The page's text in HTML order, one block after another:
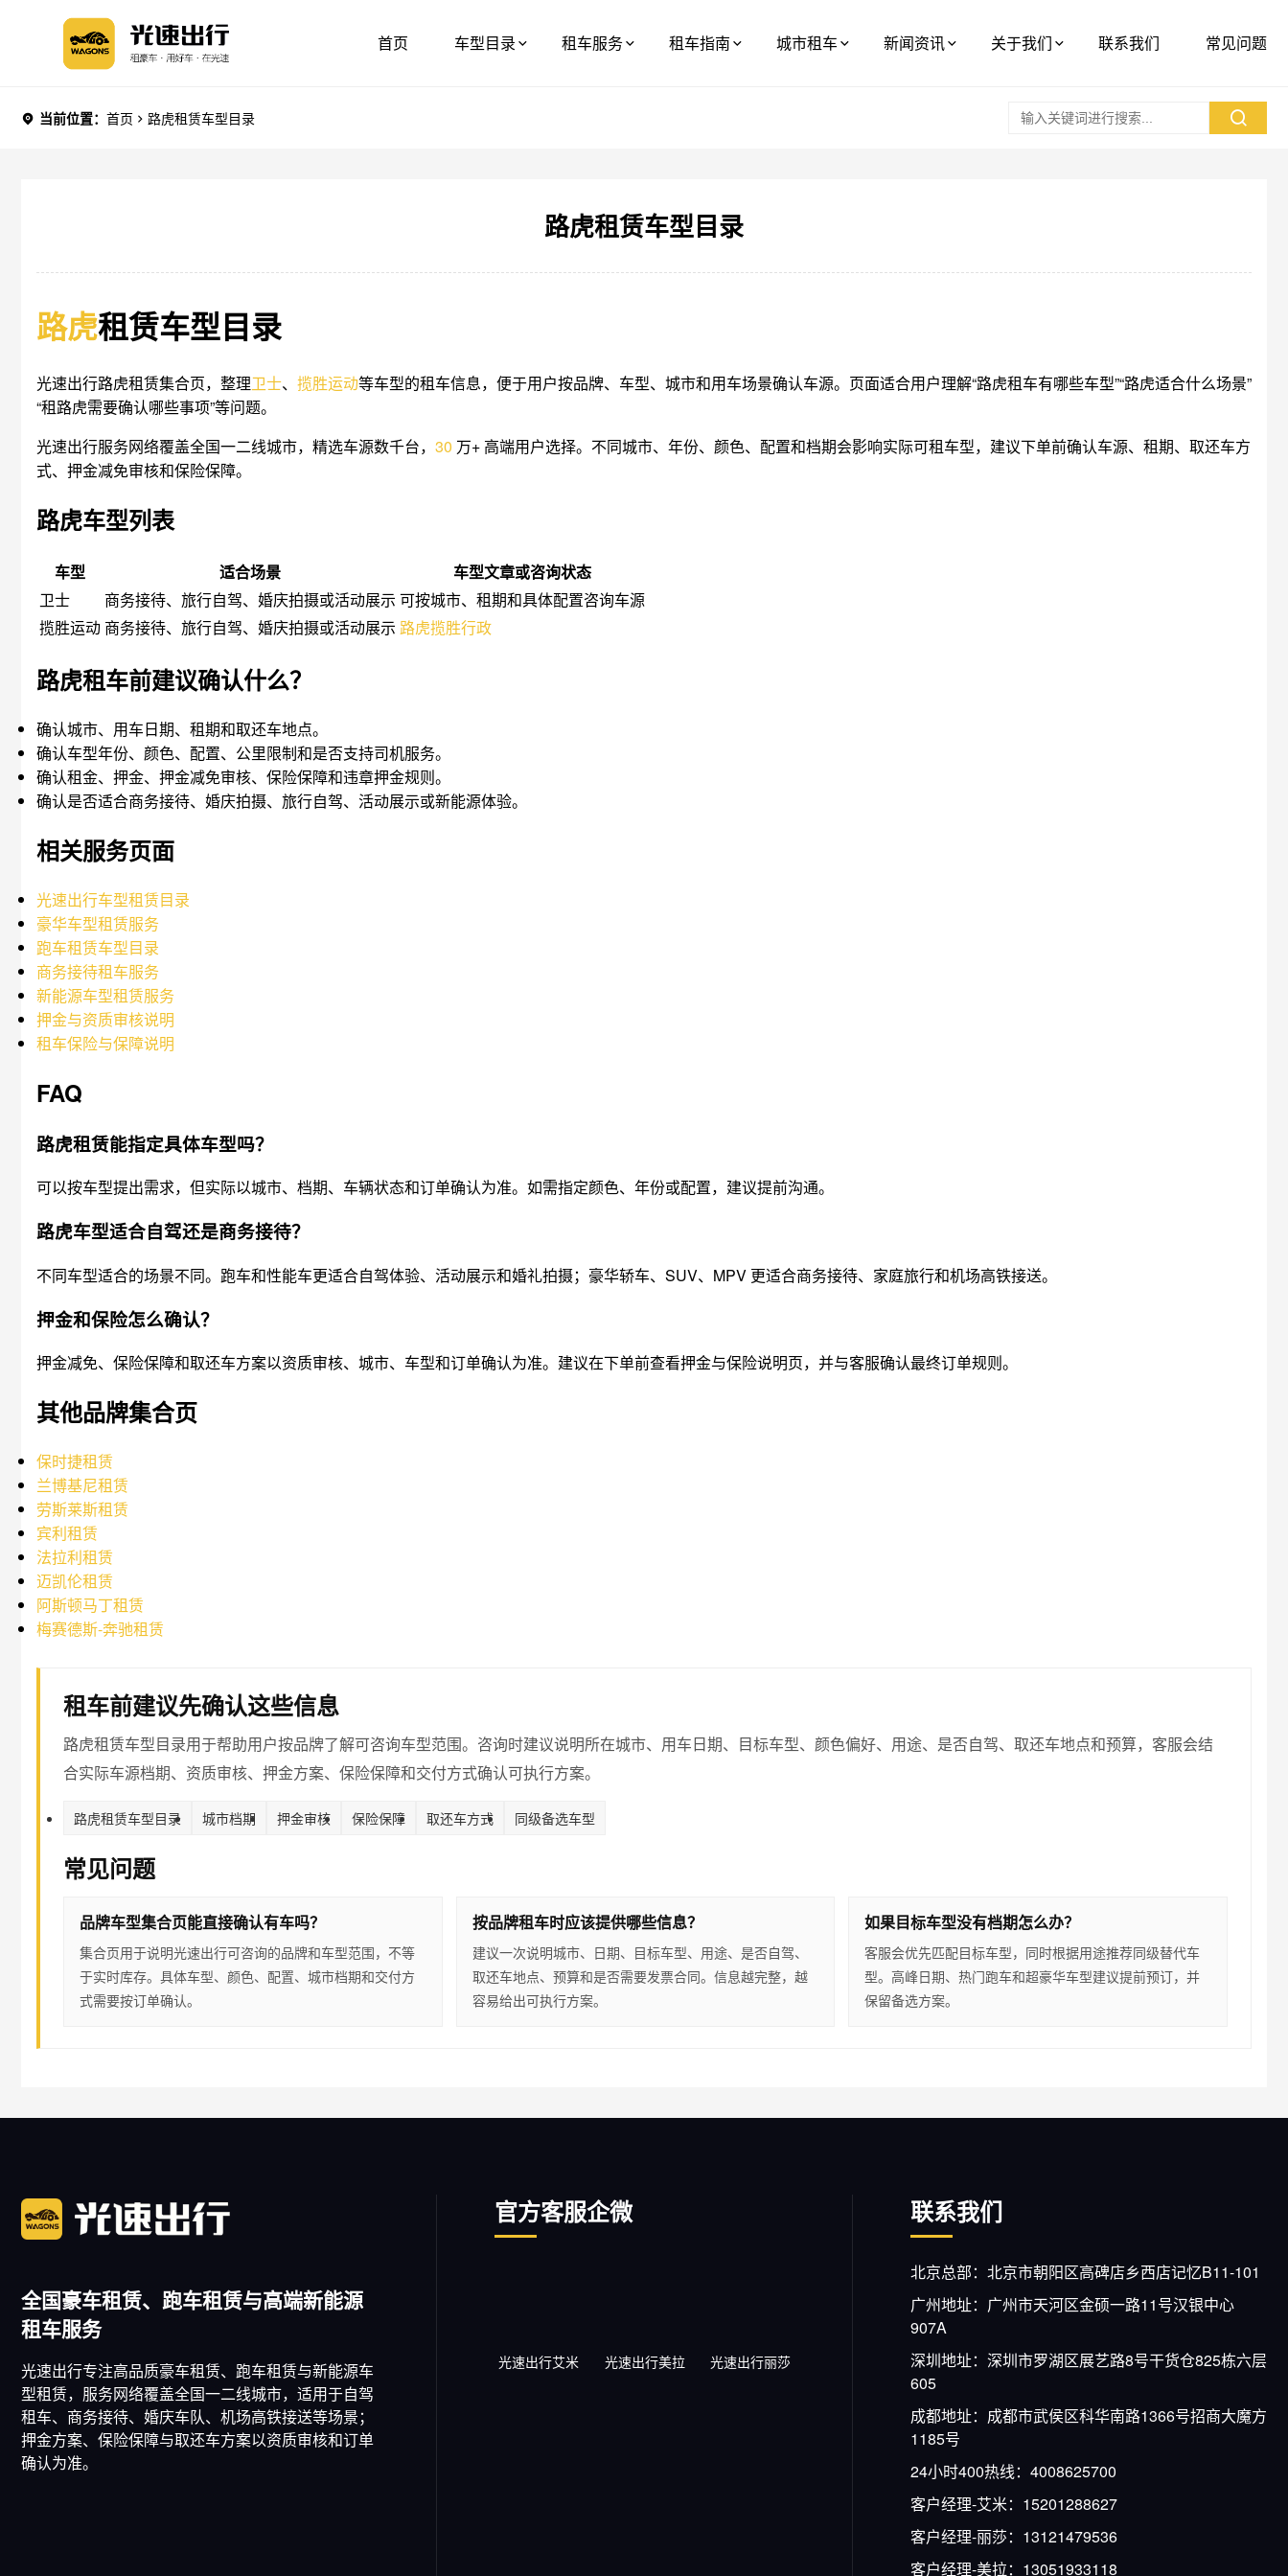
首页 车型目录 租车服务 租车指南 城市租车 新闻资讯 关于我们 联系我们 常见问题
当前位置： 首页 路虎租赁车型目录
路虎租赁车型目录
路虎租赁车型目录
光速出行路虎租赁集合页，整理卫士、 揽胜运动等车型的租车信息，便于用户按品牌、车型、城市和用车场景确认车源。页面适合用户理解“路虎租车有哪些车型”“路虎适合什么场景”
“租路虎需要确认哪些事项”等问题。
光速出行服务网络覆盖全国一二线城市，精选车源数千台， 30 万+ 高端用户选择。不同城市、年份、颜色、配置和档期会影响实际可租车型，建议下单前确认车源、租期、取还车方
式、押金减免审核和保险保障。
路虎车型列表
车型 适合场景
车型文章或咨询状态
卫士
商务接待、旅行自驾、婚庆拍摄或活动展示 可按城市、租期和具体配置咨询车源
揽胜运动 商务接待、旅行自驾、婚庆拍摄或活动展示 路虎揽胜行政
路虎租车前建议确认什么？
确认城市、用车日期、租期和取还车地点。
确认车型年份、颜色、配置、公里限制和是否支持司机服务。
确认租金、押金、押金减免审核、保险保障和违章押金规则。
确认是否适合商务接待、婚庆拍摄、旅行自驾、活动展示或新能源体验。
相关服务页面
光速出行车型租赁目录
豪华车型租赁服务
跑车租赁车型目录
商务接待租车服务
新能源车型租赁服务
押金与资质审核说明
租车保险与保障说明
FAQ
路虎租赁能指定具体车型吗？
可以按车型提出需求，但实际以城市、档期、车辆状态和订单确认为准。如需指定颜色、年份或配置，建议提前沟通。
路虎车型适合自驾还是商务接待？
不同车型适合的场景不同。跑车和性能车更适合自驾体验、活动展示和婚礼拍摄；豪华轿车、SUV、MPV 更适合商务接待、家庭旅行和机场高铁接送。
押金和保险怎么确认？
押金减免、保险保障和取还车方案以资质审核、城市、车型和订单确认为准。建议在下单前查看押金与保险说明页，并与客服确认最终订单规则。
其他品牌集合页
保时捷租赁
兰博基尼租赁
劳斯莱斯租赁
宾利租赁
法拉利租赁
迈凯伦租赁
阿斯顿马丁租赁
梅赛德斯-奔驰租赁
租车前建议先确认这些信息
路虎租赁车型目录用于帮助用户按品牌了解可咨询车型范围。咨询时建议说明所在城市、用车日期、目标车型、颜色偏好、用途、是否自驾、取还车地点和预算，客服会结
合实际车源档期、资质审核、押金方案、保险保障和交付方式确认可执行方案。
路虎租赁车型目录 城市档期 押金审核 保险保障 取还车方式 同级备选车型
常见问题
品牌车型集合页能直接确认有车吗？
集合页用于说明光速出行可咨询的品牌和车型范围，不等
于实时库存。具体车型、颜色、配置、城市档期和交付方
式需要按订单确认。
按品牌租车时应该提供哪些信息？
建议一次说明城市、日期、目标车型、用途、是否自驾、
取还车地点、预算和是否需要发票合同。信息越完整，越
容易给出可执行方案。
如果目标车型没有档期怎么办？
客服会优先匹配目标车型，同时根据用途推荐同级替代车
型。高峰日期、热门跑车和超豪华车型建议提前预订，并
保留备选方案。
全国豪车租赁、跑车租赁与高端新能源
租车服务
光速出行专注高品质豪车租赁、跑车租赁与新能源车
型租赁，服务网络覆盖全国一二线城市，适用于自驾
租车、商务接待、婚庆车队、机场高铁接送等场景；
押金方案、保险保障与取还车方案以资质审核和订单
确认为准。
官方客服企微
光速出行艾米 光速出行美拉 光速出行丽莎
联系我们
北京总部：北京市朝阳区高碑店乡西店记忆B11-101
广州地址：广州市天河区金硕一路11号汉银中心
907A
深圳地址：深圳市罗湖区展艺路8号干货仓825栋六层
605
成都地址：成都市武侯区科华南路1366号招商大魔方
1185号
24小时400热线：4008625700
客户经理-艾米：15201288627
客户经理-丽莎：13121479536
客户经理-美拉：13051933118